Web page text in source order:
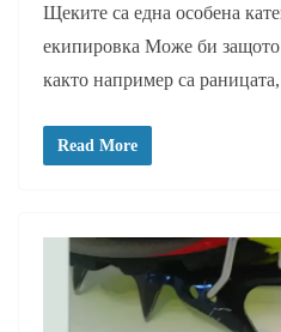
Щеките са една особена
екипировка Може би защото
както например са
Read More